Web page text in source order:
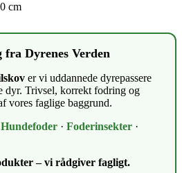
cm
Dyrenes Verden
er vi uddannede dyrepassere
dyr. Trivsel, korrekt fodring og
vores faglige baggrund.
Hundefoder · Foderinsekter ·
– vi rådgiver fagligt.